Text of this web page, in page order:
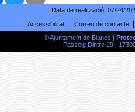
Data de realització: 07/24/
Accessibilitat
Correu de contacte
© Ajuntament de Blanes |
Passeig Dintre 29 |